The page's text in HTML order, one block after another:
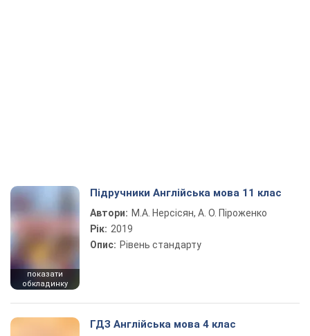
показати
обкладинку
Підручники Англійська мова 11 клас
Автори: М.А. Нерсісян, А. О. Піроженко
Рік: 2019
Опис: Рівень стандарту
ГДЗ Англійська мова 4 клас